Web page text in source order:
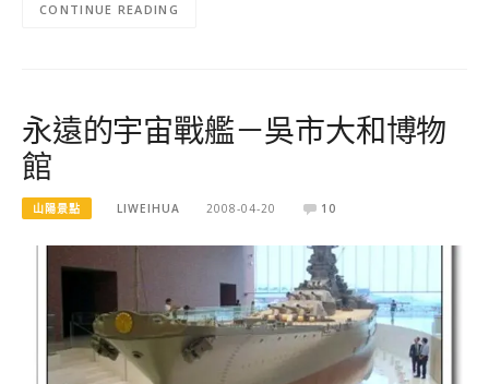
CONTINUE READING
永遠的宇宙戰艦－吳市大和博物
館
山陽景點 LIWEIHUA 2008-04-20 10